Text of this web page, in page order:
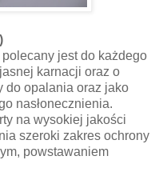
)
jest do każdego
karnacji oraz o
do opalania oraz jako
nasłonecznienia.
na wysokiej jakości
szeroki zakres ochrony
powstawaniem